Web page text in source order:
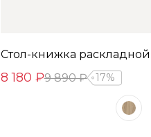
Стол-книжка
8 180 ₽9 890 ₽ 17%